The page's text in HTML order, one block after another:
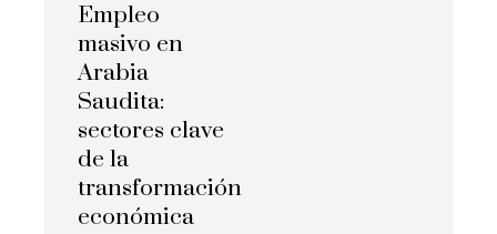
Empleo
masivo en
Arabia
Saudita:
sectores clave
de la
transformación
económica